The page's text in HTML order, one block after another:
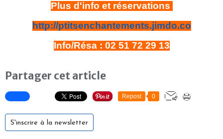
Plus d'info et réservations
http://ptitsenchantements.jimdo.co
Info/Résa : 02 51 72 29 13
Partager cet article
Repost 0
S'inscrire à la newsletter